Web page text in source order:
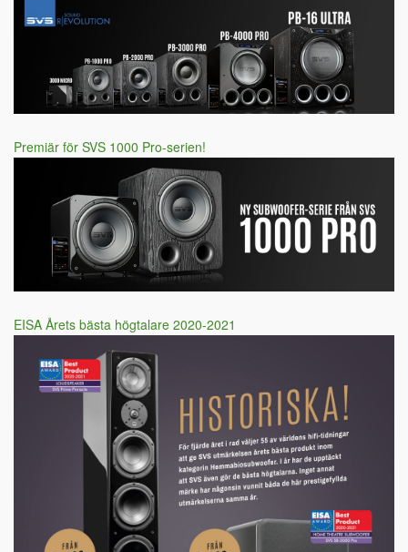
Premiär för SVS 1000 Pro-serien!
EISA Årets bästa högtalare 2020-2021